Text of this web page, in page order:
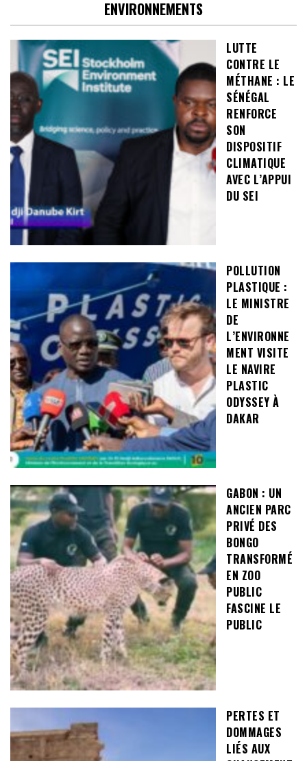
ENVIRONNEMENTS
LUTTE
CONTRE LE
MÉTHANE : LE
SÉNÉGAL
RENFORCE
SON
DISPOSITIF
CLIMATIQUE
AVEC L’APPUI
DU SEI
POLLUTION
PLASTIQUE :
LE MINISTRE
DE
L’ENVIRONNE
MENT VISITE
LE NAVIRE
PLASTIC
ODYSSEY À
DAKAR
GABON : UN
ANCIEN PARC
PRIVÉ DES
BONGO
TRANSFORMÉ
EN ZOO
PUBLIC
FASCINE LE
PUBLIC
PERTES ET
DOMMAGES
LIÉS AUX